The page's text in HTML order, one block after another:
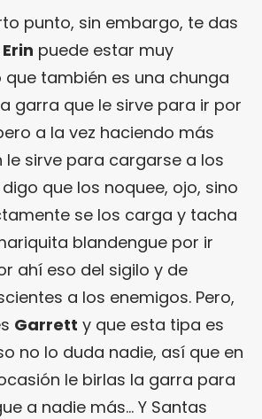
punto, sin embargo, te das
Erin puede estar muy
que también es una chunga
garra que le sirve para ir por
a la vez haciendo más
sirve para cargarse a los
que los noquee, ojo, sino
se los carga y tacha
blandengue por ir
ahí eso del sigilo y de
a los enemigos. Pero,
Garrett y que esta tipa es
no lo duda nadie, así que en
le birlas la garra para
a nadie más… Y Santas